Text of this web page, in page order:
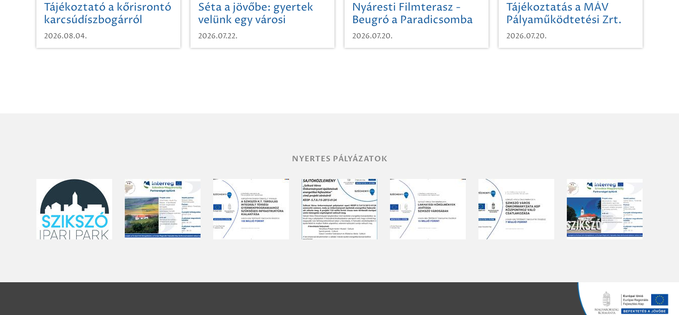
Tájékoztató a kőrisrontó
karcsúdíszbogárról
2026.08.04.
Séta a jövőbe: gyertek
velünk egy városi
időutazásra!
2026.07.22.
Nyáresti Filmterasz -
Beugró a Paradicsomba
2026.07.20.
Tájékoztatás a MÁV
Pályaműködtetési Zrt.
Területi Igazgatóság
Debrecen-Miskolc
2026.07.20.
NYERTES PÁLYÁZATOK